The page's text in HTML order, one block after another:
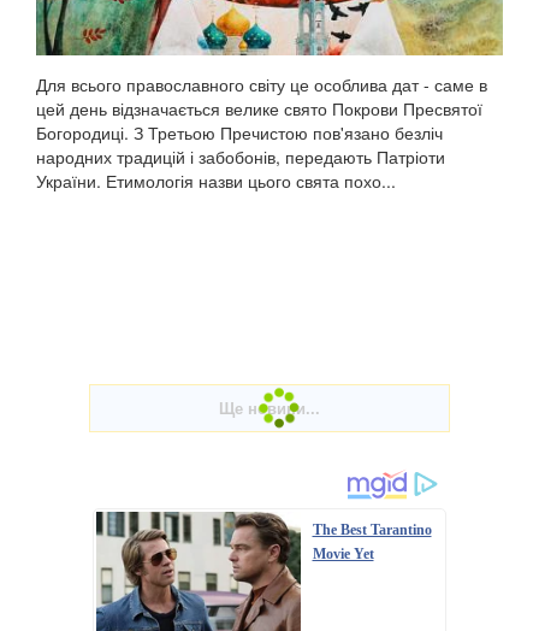
Для всього православного світу це особлива дат - саме в
цей день відзначається велике свято Покрови Пресвятої
Богородиці. З Третьою Пречистою пов'язано безліч
народних традицій і забобонів, передають Патріоти
України. Етимологія назви цього свята похо...
The Best Tarantino
Movie Yet